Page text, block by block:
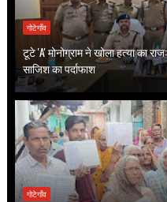
गोटेगाँव
टूटे 'A' मोनोग्राम ने खोला हत्या का
साजिश का पर्दाफाश
गोटेगाँव